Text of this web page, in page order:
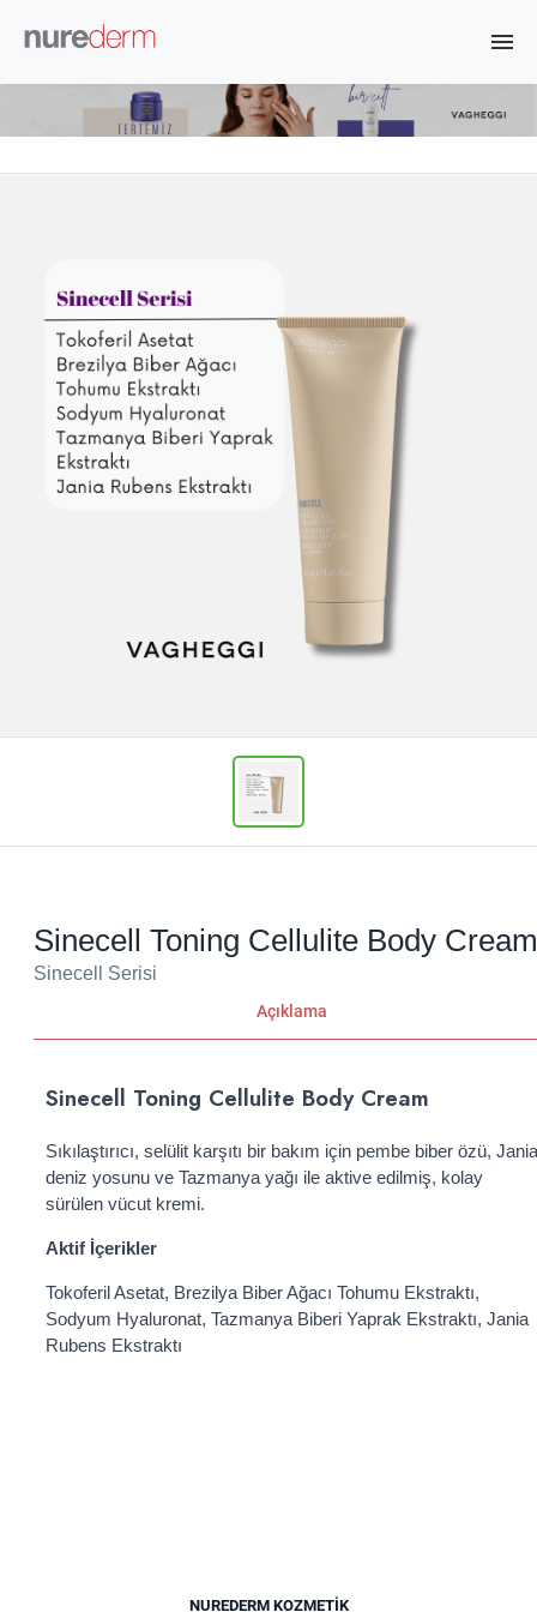
Sinecell Toning Cellulite Body Cream
Sinecell Serisi
Açıklama
Sinecell Toning Cellulite Body Cream
Sıkılaştırıcı, selülit karşıtı bir bakım için pembe biber özü, Jania
deniz yosunu ve Tazmanya yağı ile aktive edilmiş, kolay
sürülen vücut kremi.
Aktif İçerikler
Tokoferil Asetat, Brezilya Biber Ağacı Tohumu Ekstraktı,
Sodyum Hyaluronat, Tazmanya Biberi Yaprak Ekstraktı, Jania
Rubens Ekstraktı
NUREDERM KOZMETIK